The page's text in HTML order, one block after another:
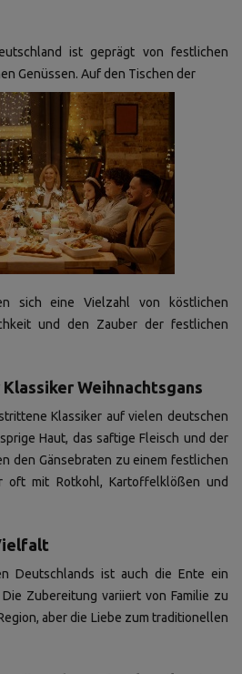
ist geprägt von festlichen
Genüssen. Auf den Tischen der
sich eine Vielzahl von köstlichen
und den Zauber der festlichen
Weihnachtsgans
Klassiker auf vielen deutschen
Haut, das saftige Fleisch und der
den Gänsebraten zu einem festlichen
oft mit Rotkohl, Kartoffelklößen und
Deutschlands ist auch die Ente ein
Zubereitung variiert von Familie zu
aber die Liebe zum traditionellen